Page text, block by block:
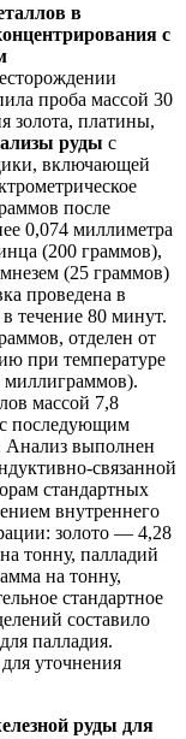
в
с
проба массой 30
золота, платины,
руды с
включающей
после
0,074 миллиметра
(200 граммов),
(25 граммов)
проведена в
течение 80 минут.
отделен от
при температуре
миллиграммов).
массой 7,8
с последующим
Анализ выполнен
связанной
стандартных
внутреннего
золото — 4,28
тонну, палладий
на тонну,
стандартное
составило
палладия.
уточнения
руды для